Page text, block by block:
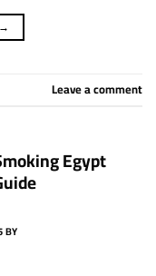
→
Leave a comment
Egypt
BY